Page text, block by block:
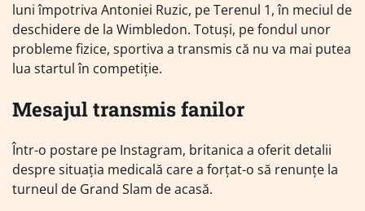
luni împotriva Antoniei Ruzic, pe Terenul 1, în meciul de
deschidere de la Wimbledon. Totuși, pe fondul unor
probleme fizice, sportiva a transmis că nu va mai putea
lua startul în competiție.
Mesajul transmis fanilor
Într-o postare pe Instagram, britanica a oferit detalii
despre situația medicală care a forțat-o să renunțe la
turneul de Grand Slam de acasă.